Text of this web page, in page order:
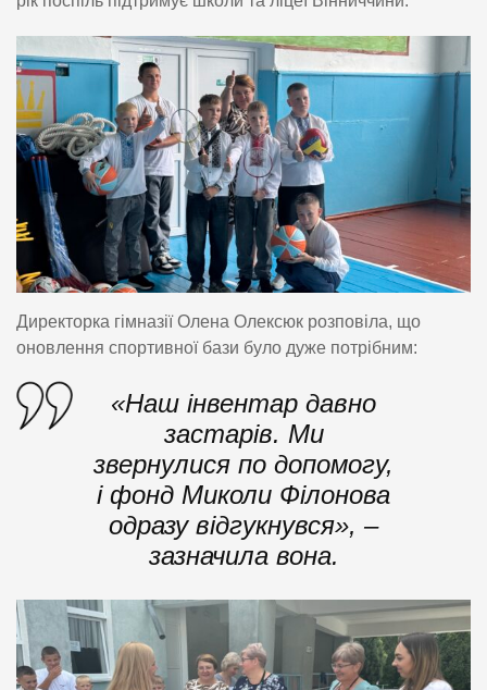
Директорка гімназії Олена Олексюк розповіла, що
оновлення спортивної бази було дуже потрібним:
«Наш інвентар давно
застарів. Ми
звернулися по допомогу,
і фонд Миколи Філонова
одразу відгукнувся», –
зазначила вона.